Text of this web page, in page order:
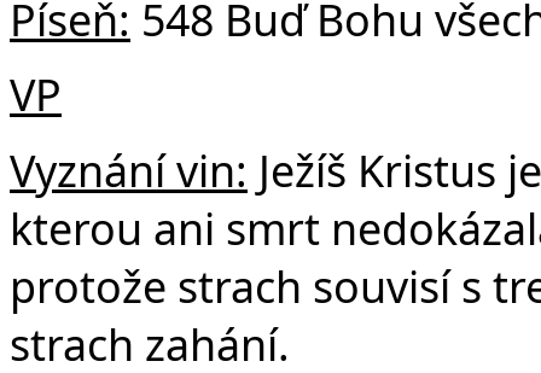
Píseň: 548 Buď Bohu
VP
Vyznání vin: Ježíš Kristus
kterou ani smrt
protože strach souvisí s
strach zahání.